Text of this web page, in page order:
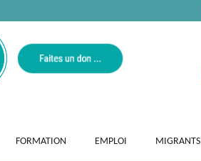
FORMATION EMPLOI MIGRANTS